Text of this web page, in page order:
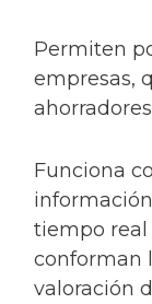
Permiten
empresas,
Funciona
tiempo real
conforman
valoración